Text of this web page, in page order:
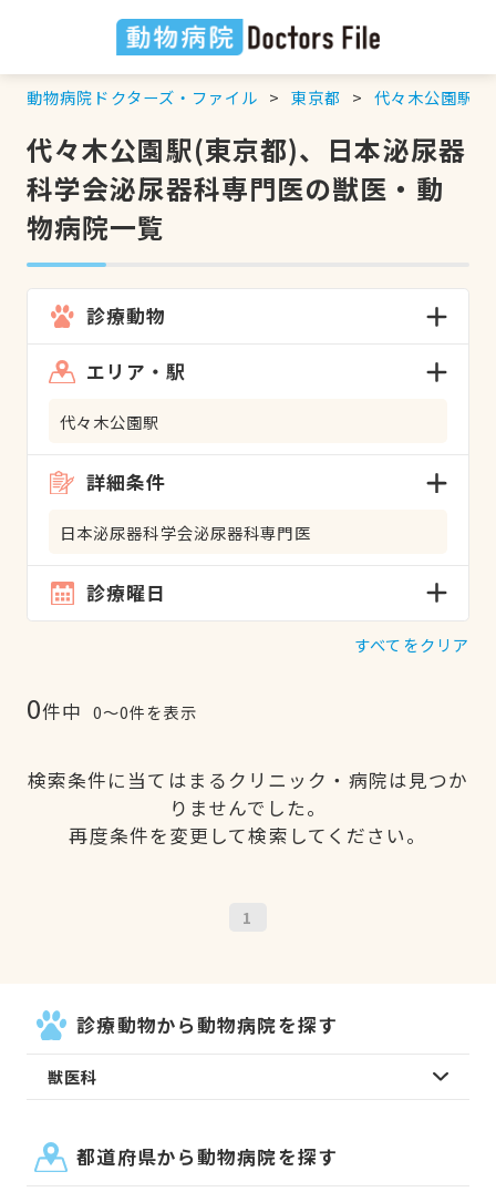
動物病院ドクターズ・ファイル 東京都 代々木公園駅
代々木公園駅(東京都)、日本泌尿器
科学会泌尿器科専門医の獣医・動
物病院一覧
診療動物
エリア・駅
代々木公園駅
詳細条件
日本泌尿器科学会泌尿器科専門医
診療曜日
すべてをクリア
0件中 0〜0件を表示
検索条件に当てはまるクリニック・病院は見つか
りませんでした。
再度条件を変更して検索してください。
1
診療動物から動物病院を探す
獣医科
都道府県から動物病院を探す